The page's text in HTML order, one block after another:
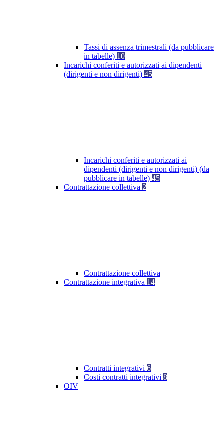
Tassi di assenza trimestrali (da pubblicare
in tabelle) 10
Incarichi conferiti e autorizzati ai dipendenti
(dirigenti e non dirigenti) 45
Incarichi conferiti e autorizzati ai
dipendenti (dirigenti e non dirigenti) (da
pubblicare in tabelle) 45
Contrattazione collettiva 2
Contrattazione collettiva
Contrattazione integrativa 14
Contratti integrativi 6
Costi contratti integrativi 8
OIV